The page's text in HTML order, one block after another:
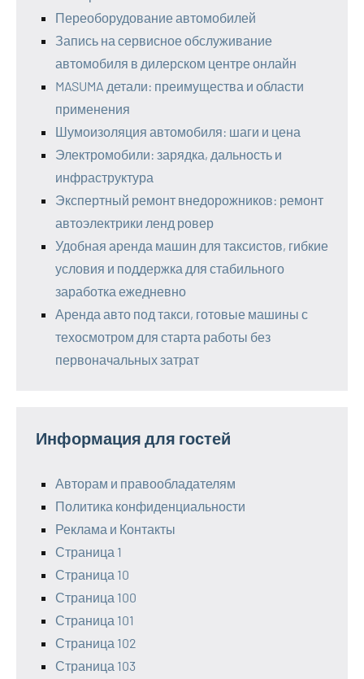
Переоборудование автомобилей
Запись на сервисное обслуживание
автомобиля в дилерском центре онлайн
MASUMA детали: преимущества и области
применения
Шумоизоляция автомобиля: шаги и цена
Электромобили: зарядка, дальность и
инфраструктура
Экспертный ремонт внедорожников: ремонт
автоэлектрики ленд ровер
Удобная аренда машин для таксистов, гибкие
условия и поддержка для стабильного
заработка ежедневно
Аренда авто под такси, готовые машины с
техосмотром для старта работы без
первоначальных затрат
Информация для гостей
Авторам и правообладателям
Политика конфиденциальности
Реклама и Контакты
Страница 1
Страница 10
Страница 100
Страница 101
Страница 102
Страница 103